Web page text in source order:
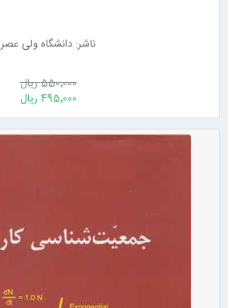
ناشر: دانشگاه ولی عصر
550٬000 ریال
495٬000 ریال